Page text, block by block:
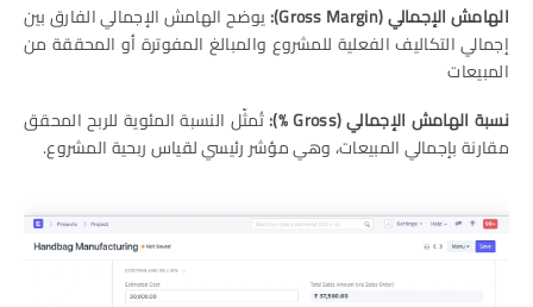
الهامش الإجمالي(Gross Margin):
يوضح الهامش الإجمالي الفارق بين
إجمالي التكاليف الفعلية للمشروع والمبالغ المفوترة أو المحققة من
المبيعات
نسبة الهامش الإجمالي(Gross %):
تُمثّل النسبة المئوية للربح المحقق
مقارنة بإجمالي المبيعات، وهي مؤشر رئيسي لقياس ربحية المشروع.